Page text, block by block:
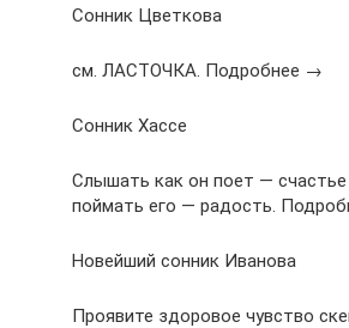
Сонник Цветкова
см. ЛАСТОЧКА. Подробнее →
Сонник Хассе
Слышать как он поет — счастье
поймать его — радость.
Новейший сонник Иванова
Проявите здоровое чувство